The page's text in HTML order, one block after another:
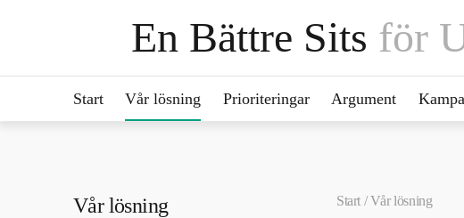
En Bättre Sits för
Start Vår lösning Prioriteringar Argument
Vår lösning
Start /Vår lösning